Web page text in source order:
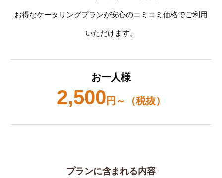
お得なケータリングプランが安心のコミコミ価格でご利用
いただけます。
お一人様
2,500 円～（税抜）
プランに含まれる内容